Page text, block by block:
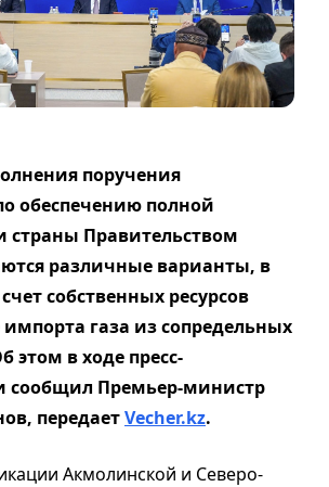
поручения
обеспечению полной
страны Правительством
различные варианты, в
собственных ресурсов
импорта газа из сопредельных
этом в ходе пресс-
сообщил Премьер-министр
передаетVecher.kz.
Акмолинской и Северо-